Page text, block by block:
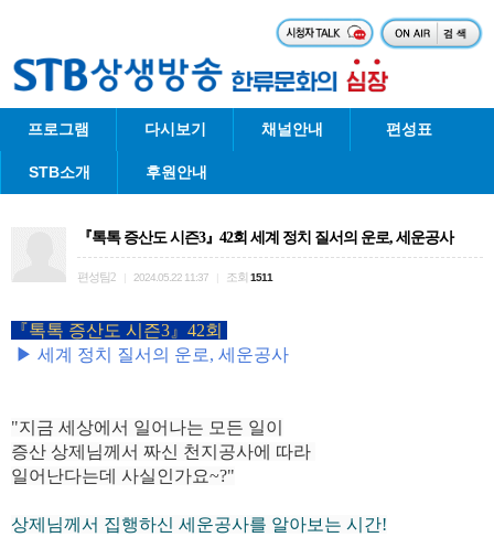
프로그램 다시보기 채널안내 편성표
STB소개 후원안내
『톡톡 증산도 시즌3』42회 세계 정치 질서의 운로, 세운공사
편성팀2 2024.05.22 11:37 조회 1511
『톡톡 증산도 시즌3 』42회
▶ 세계 정치 질서의 운로, 세운공사
"지금 세상에서 일어나는 모든 일이
증산 상제님께서 짜신 천지공사에 따라
일어난다는데 사실인가요~?"
상제님께서 집행하신 세운공사를 알아보는 시간!